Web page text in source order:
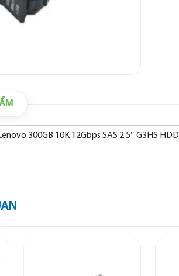
300GB 10K 12Gbps SAS 2.5″ G3HS HDD